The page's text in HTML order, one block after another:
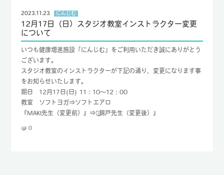
お問合せ
アクセス
お知らせ
TEL : 096-232-8690
FAX : 096-232-8692
2023.11.23 にんじむ
12月17日（日）スタジオ教室インストラクター変更
について
いつも健康増進施設「にんじむ」をご利用いただき誠にありがとう
ございます。
スタジオ教室のインストラクターが下記の通り、変更になります事
をお知らせいたします。
期日 12月17日(日) 11：10～12：00
教室 ソフトヨガ⇒ソフトエアロ
『MAKI先生（変更前）』⇒『̪錦戸先生（変更後）』
0